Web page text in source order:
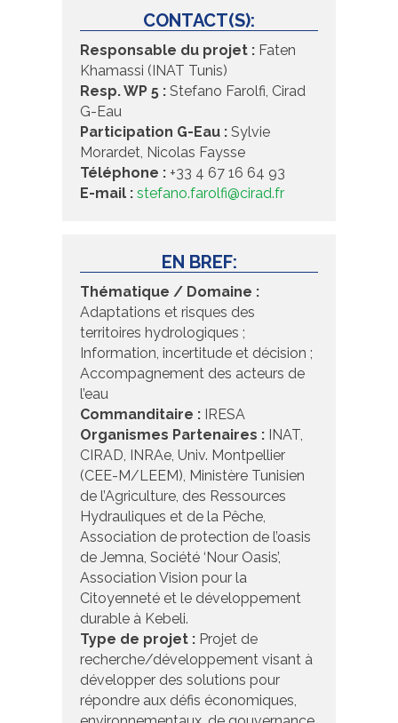
CONTACT(S):
Responsable du projet : Faten
Khamassi (INAT Tunis)
Resp. WP 5 : Stefano Farolfi, Cirad
G-Eau
Participation G-Eau : Sylvie
Morardet, Nicolas Faysse
Téléphone : +33 4 67 16 64 93
E-mail : stefano.farolfi@cirad.fr
EN BREF:
Thématique / Domaine :
Adaptations et risques des
territoires hydrologiques ;
Information, incertitude et décision ;
Accompagnement des acteurs de
l’eau
Commanditaire : IRESA
Organismes Partenaires : INAT,
CIRAD, INRAe, Univ. Montpellier
(CEE-M/LEEM), Ministère Tunisien
de l’Agriculture, des Ressources
Hydrauliques et de la Pêche,
Association de protection de l’oasis
de Jemna, Société ‘Nour Oasis’,
Association Vision pour la
Citoyenneté et le développement
durable à Kebeli.
Type de projet : Projet de
recherche/développement visant à
développer des solutions pour
répondre aux défis économiques,